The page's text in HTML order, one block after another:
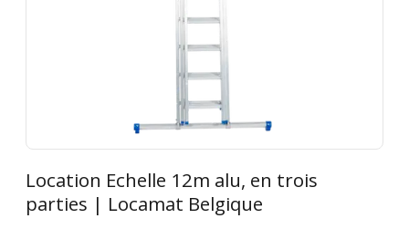
Location Echelle 12m alu, en trois
parties | Locamat Belgique